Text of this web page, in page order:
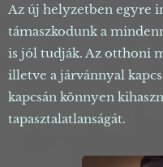
Az új helyzetben egyre
támaszkodunk a
is jól tudják. Az otthoni
illetve a járvánnyal
kapcsán könnyen
tapasztalatlanságát.